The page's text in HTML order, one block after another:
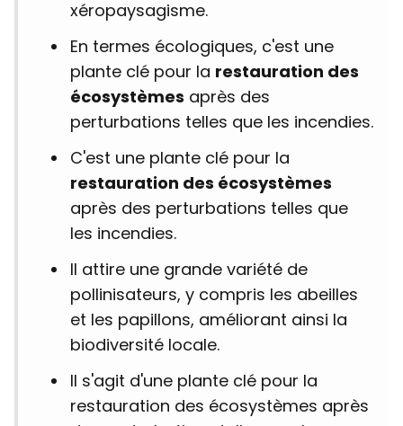
xéropaysagisme.
En termes écologiques, c'est une
plante clé pour la restauration des
écosystèmes après des
perturbations telles que les incendies.
C'est une plante clé pour la
restauration des écosystèmes
après des perturbations telles que
les incendies.
Il attire une grande variété de
pollinisateurs, y compris les abeilles
et les papillons, améliorant ainsi la
biodiversité locale.
Il s'agit d'une plante clé pour la
restauration des écosystèmes après